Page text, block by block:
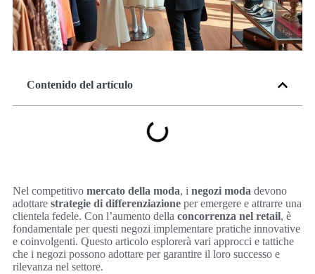
Contenido del artículo
Nel competitivo mercato della moda, i negozi moda devono
adottare strategie di differenziazione per emergere e attrarre una
clientela fedele. Con l’aumento della concorrenza nel retail, è
fondamentale per questi negozi implementare pratiche innovative
e coinvolgenti. Questo articolo esplorerà vari approcci e tattiche
che i negozi possono adottare per garantire il loro successo e
rilevanza nel settore.